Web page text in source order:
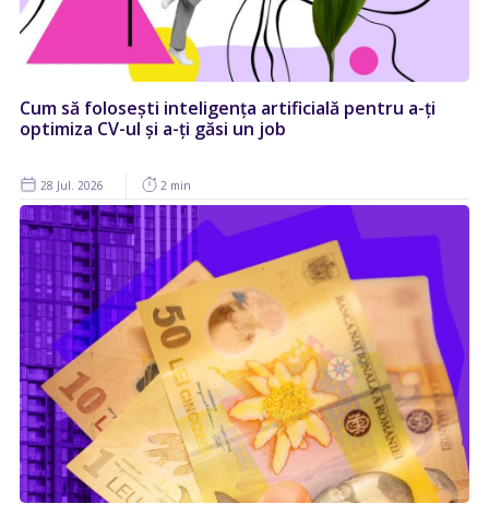
Cum să folosești inteligența artificială pentru a-ți
optimiza CV-ul și a-ți găsi un job
28 Jul. 2026 2 min